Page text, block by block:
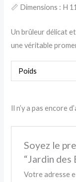
📏 Dimensions : H
Un brûleur délicat
une véritable
Poids
Il n’y a pas encore
Soyez le
“Jardin des
Votre adresse